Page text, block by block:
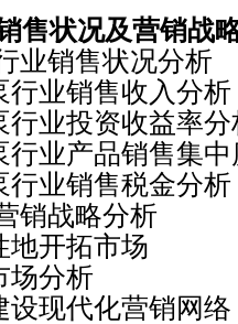
售状况及营销战
销售状况分析
销售收入分析
投资收益率分
产品销售集中
销售税金分析
战略分析
拓市场
分析
代化营销网络